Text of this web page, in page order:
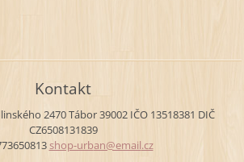
Kontakt
2470Tábor39002IČO 13518381 DIČ
CZ6508131839
shop-urban@email.cz